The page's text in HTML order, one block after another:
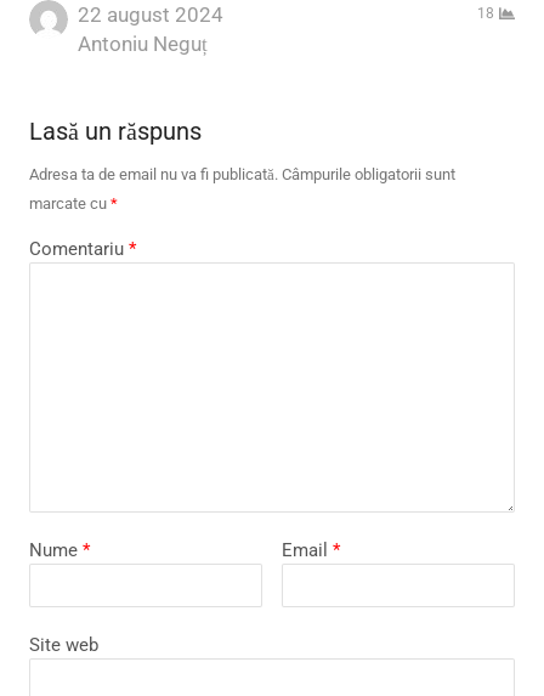
22 august 2024
Author
Antoniu Neguț
18
Lasă un răspuns
Adresa ta de email nu va fi publicată. Câmpurile obligatorii sunt
marcate cu *
Comentariu *
Nume * Email *
Site web